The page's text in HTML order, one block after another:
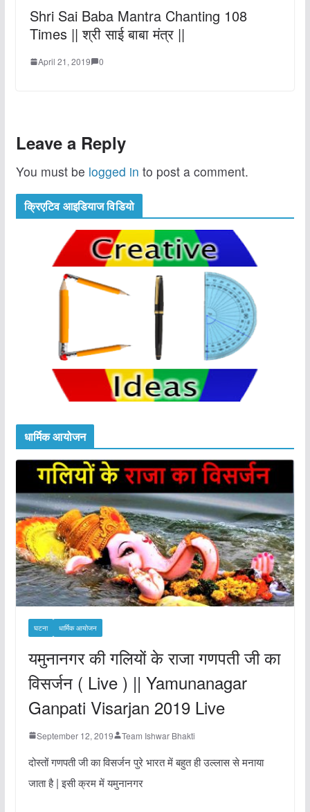
Shri Sai Baba Mantra Chanting 108
Times || श्री साई बाबा मंत्र ||
April 21, 2019 0
Leave a Reply
You must be logged in to post a comment.
क्रिएटिव आइडियाज विडियो
धार्मिक आयोजन
घटना धार्मिक आयोजन
यमुनानगर की गलियों के राजा गणपती जी का
विसर्जन ( Live ) || Yamunanagar
Ganpati Visarjan 2019 Live
September 12, 2019 Team Ishwar Bhakti
दोस्तों गणपती जी का विसर्जन पुरे भारत में बहुत ही उल्लास से मनाया
जाता है | इसी क्रम में यमुनानगर